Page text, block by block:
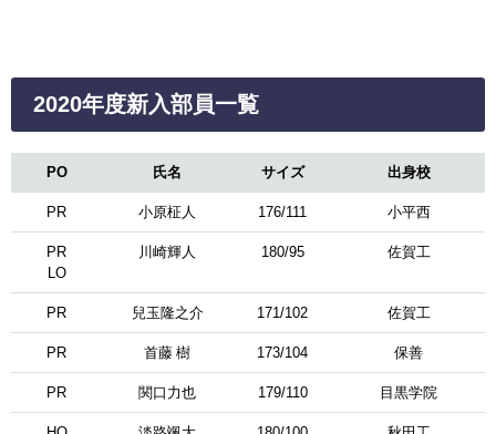
2020年度新入部員一覧
PO 氏名 サイズ 出身校
PR 小原柾人 176/111 小平西
PR
LО
川崎輝人 180/95 佐賀工
PR 兒玉隆之介 171/102 佐賀工
PR 首藤 樹 173/104 保善
PR 関口力也 179/110 目黒学院